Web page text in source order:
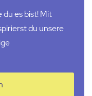
du es bist! Mit
du unsere